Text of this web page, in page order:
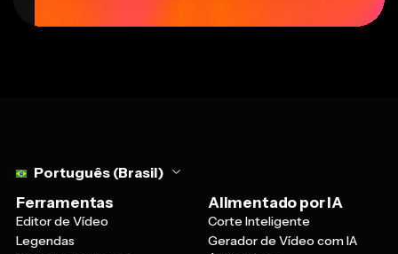
Português (Brasil)
Ferramentas
Editor de Vídeo
Legendas
Alimentado por IA
Corte Inteligente
Gerador de Vídeo com IA